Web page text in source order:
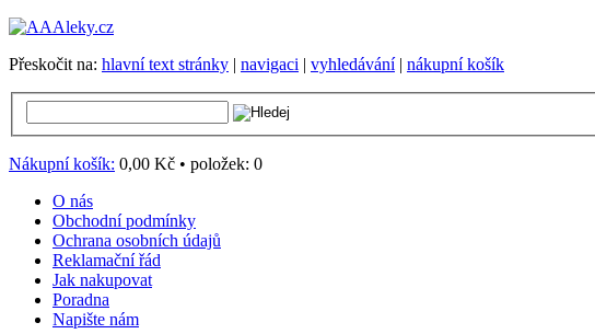
Přeskočit na: hlavní text stránky | navigaci | vyhledávání| nákupní košík
Nákupní košík: 0,00 Kč • položek: 0
O nás
Obchodní podmínky
Ochrana osobních údajů
Reklamační řád
Jak nakupovat
Poradna
Napište nám